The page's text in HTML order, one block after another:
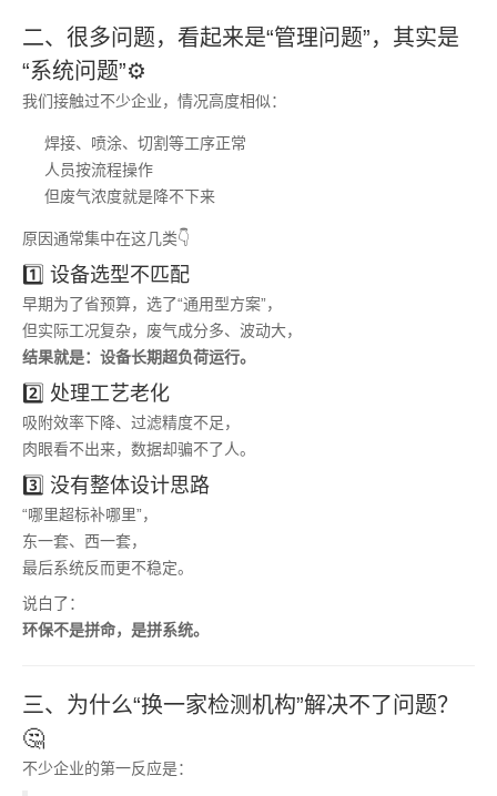
二、很多问题，看起来是“管理问题”，其实是
“系统问题”⚙️
我们接触过不少企业，情况高度相似：
焊接、喷涂、切割等工序正常
人员按流程操作
但废气浓度就是降不下来
原因通常集中在这几类👇
1️⃣ 设备选型不匹配
早期为了省预算，选了“通用型方案”，
但实际工况复杂，废气成分多、波动大，
结果就是：设备长期超负荷运行。
2️⃣ 处理工艺老化
吸附效率下降、过滤精度不足，
肉眼看不出来，数据却骗不了人。
3️⃣ 没有整体设计思路
“哪里超标补哪里”，
东一套、西一套，
最后系统反而更不稳定。
说白了：
环保不是拼命，是拼系统。
三、为什么“换一家检测机构”解决不了问题？
🤔
不少企业的第一反应是：